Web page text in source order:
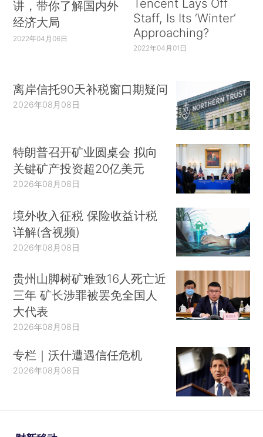
讲，带你了解国内外
经济大局
2022年04月06日
Tencent Lays Off
Staff, Is Its ‘Winter’
Approaching?
2022年04月01日
离岸信托90天补税窗口期疑问
2026年08月08日
特朗普召开矿业圆桌会 拟向
关键矿产投资超20亿美元
2026年08月08日
境外收入征税 保险收益计税
详解(含视频)
2026年08月08日
贵州山脚树矿难致16人死亡近
三年 矿长涉罪被罢免全国人
大代表
2026年08月08日
专栏｜沃什遭遇信任危机
2026年08月08日